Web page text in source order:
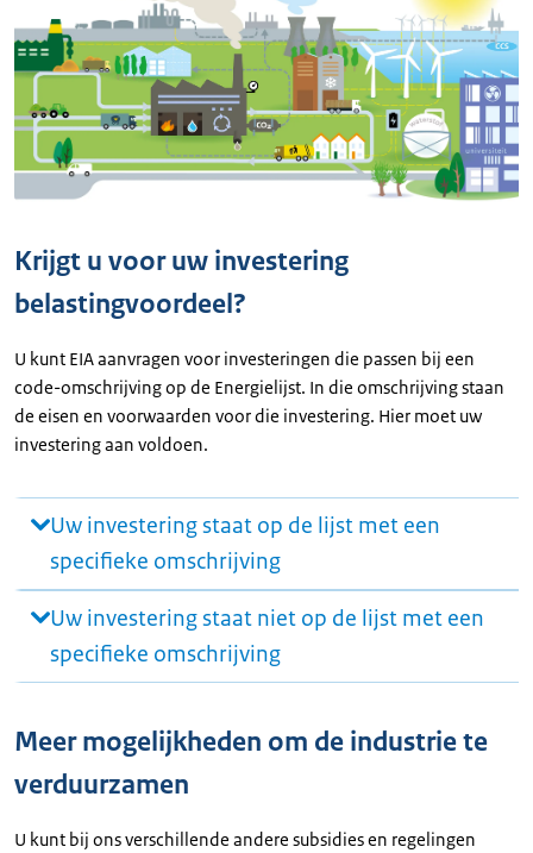
Krijgt u voor uw investering
belastingvoordeel?
U kunt EIA aanvragen voor investeringen die passen bij een
code-omschrijving op de Energielijst. In die omschrijving staan
de eisen en voorwaarden voor die investering. Hier moet uw
investering aan voldoen.
Uw investering staat op de lijst met een
specifieke omschrijving
Uw investering staat niet op de lijst met een
specifieke omschrijving
Meer mogelijkheden om de industrie te
verduurzamen
U kunt bij ons verschillende andere subsidies en regelingen